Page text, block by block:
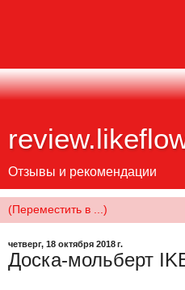
Отзывы и рекомендации
четверг, 18 октября 2018 г.
Доска-мольберт